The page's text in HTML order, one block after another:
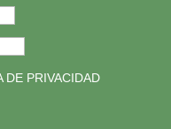
DE PRIVACIDAD